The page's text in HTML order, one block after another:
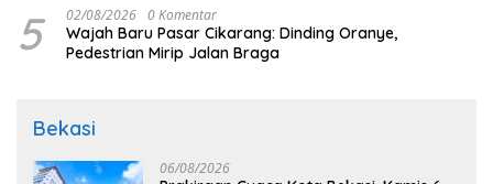
5 02/08/2026 0 Komentar
Wajah Baru Pasar Cikarang: Dinding Oranye,
Pedestrian Mirip Jalan Braga
Bekasi
06/08/2026